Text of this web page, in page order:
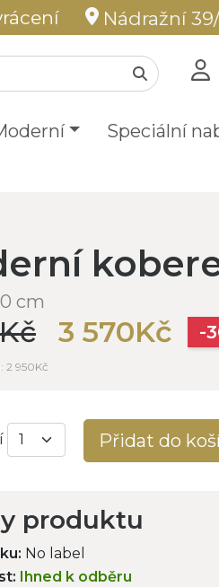
Nádražní
Speciální
cm
3 570Kč -
2 950Kč
Přidat do
produktu
No label
Ihned k odběru